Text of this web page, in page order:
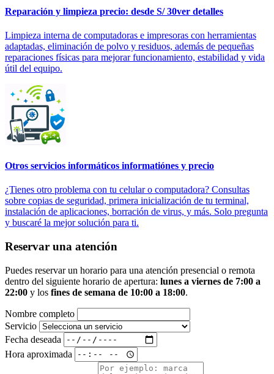
Reparación y limpieza precio: desde S/ 30ver detalles
Limpieza interna de computadoras e impresoras con herramientas
adaptadas, eliminación de polvo y residuos, además de pequeñas
reparaciones físicas para mejorar funcionamiento, estabilidad y vida
útil del equipo.
Otros servicios informáticos informatiónes y precio
¿Tienes otro problema con tu celular o computadora? Consultas
sobre copias de seguridad, primera inicialización de tu terminal,
instalación de aplicaciones, borración de virus, y más. Solo pregunta
y buscaré la mejor solución para ti.
Reservar una atención
Puedes reservar un horario para una atención presencial o remota
dentro del siguiente horario de apertura: lunes a viernes de 7:00 a
22:00 y los fines de semana de 10:00 a 18:00.
Nombre completo
Servicio
Fecha deseada
Hora aproximada